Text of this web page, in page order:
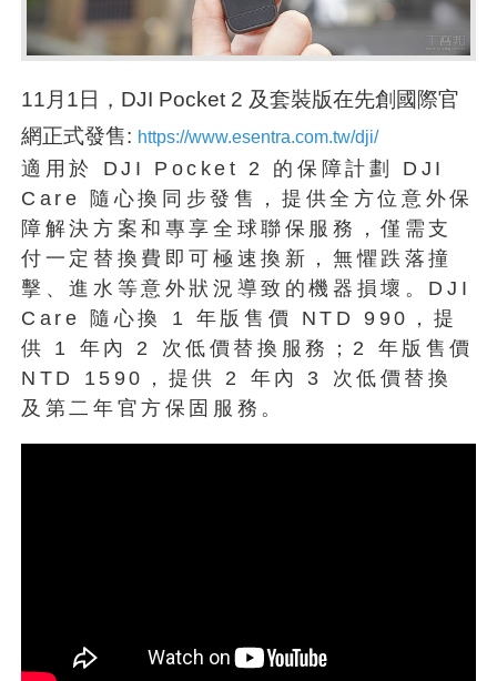
11月1日，DJI Pocket 2 及套裝版在先創國際官
網正式發售: https://www.esentra.com.tw/dji/
適用於 DJI Pocket 2 的保障計劃 DJI
Care 隨心換同步發售，提供全方位意外保
障解決方案和專享全球聯保服務，僅需支
付一定替換費即可極速換新，無懼跌落撞
擊、進水等意外狀況導致的機器損壞。DJI
Care 隨心換 1 年版售價 NTD 990，提
供 1 年內 2 次低價替換服務；2 年版售價
NTD 1590，提供 2 年內 3 次低價替換
及第二年官方保固服務。